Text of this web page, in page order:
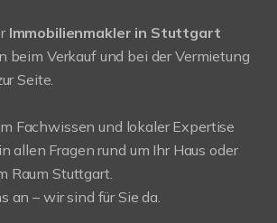
Immobilienmakler in Stuttgart
beim Verkauf und bei der Vermietung
Seite.
Fachwissen und lokaler Expertise
allen Fragen rund um Ihr Haus oder
Raum Stuttgart.
an – wir sind für Sie da.